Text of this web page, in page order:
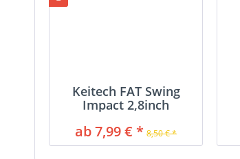
Keitech FAT Swing
Impact 2,8inch
ab 7,99 € * 8,50 € *